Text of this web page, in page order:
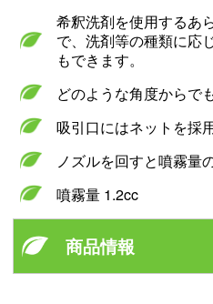
希釈洗剤を使用するあ
で、洗剤等の種類に応
もできます。
どのような角度からで
吸引口にはネットを採用
ノズルを回すと噴霧量
噴霧量 1.2cc
商品情報